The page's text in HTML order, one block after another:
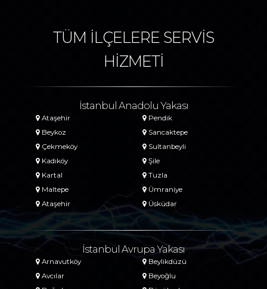
TÜM İLÇELERE SERVİS
HİZMETİ
İstanbul Anadolu Yakası
Ataşehir
Beykoz
Çekmeköy
Kadıköy
Kartal
Maltepe
Ataşehir
Pendik
Sancaktepe
Sultanbeyli
Şile
Tuzla
Ümraniye
Üsküdar
İstanbul Avrupa Yakası
Arnavutköy
Avcılar
Beylikdüzü
Beyoğlu